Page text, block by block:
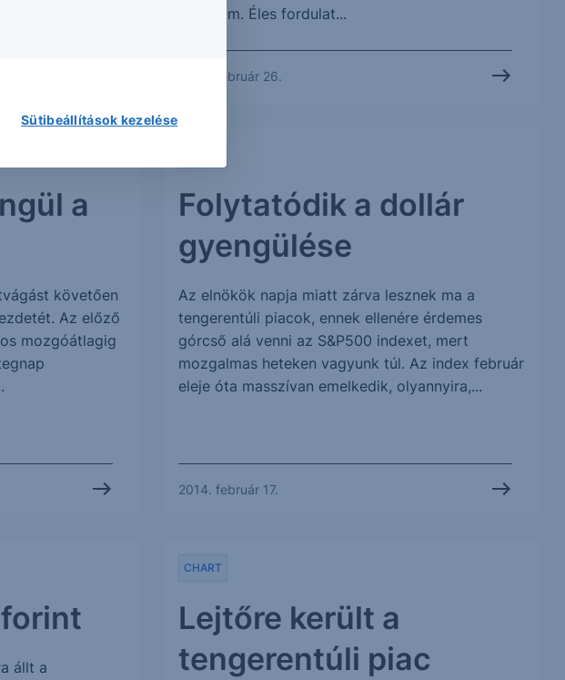
árfolyam. Éles fordulat...
2014. február 26.
a
követően
Az előző
mozgóátlagig
Folytatódik a dollár
gyengülése
Az elnökök napja miatt zárva lesznek ma a
tengerentúli piacok, ennek ellenére érdemes
górcső alá venni az S&P500 indexet, mert
mozgalmas heteken vagyunk túl. Az index február
eleje óta masszívan emelkedik, olyannyira,...
2014. február 17.
állt a
Lejtőre került a
tengerentúli piac
CHART
Sütibeállítások kezelése